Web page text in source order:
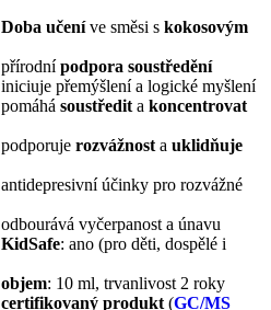
Doba učeníve směsi s kokosovým
přírodnípodpora soustředění
iniciuje přemýšlení a logické myšlení
pomáhá soustředit a koncentrovat
podporuje rozvážnost a uklidňuje
antidepresivní účinky pro rozvážné
odbourává vyčerpanost a únavu
KidSafe: ano (pro děti, dospělé i
objem: 10 ml, trvanlivost 2 roky
certifikovaný produkt (GC/MS